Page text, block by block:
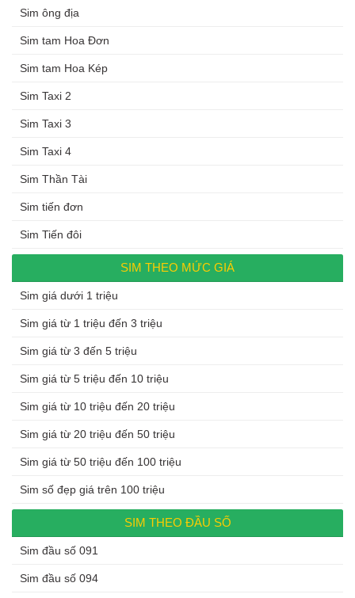
Sim ông địa
Sim tam Hoa Đơn
Sim tam Hoa Kép
Sim Taxi 2
Sim Taxi 3
Sim Taxi 4
Sim Thần Tài
Sim tiến đơn
Sim Tiến đôi
SIM THEO MỨC GIÁ
Sim giá dưới 1 triệu
Sim giá từ 1 triệu đến 3 triệu
Sim giá từ 3 đến 5 triệu
Sim giá từ 5 triệu đến 10 triệu
Sim giá từ 10 triệu đến 20 triệu
Sim giá từ 20 triệu đến 50 triệu
Sim giá từ 50 triệu đến 100 triệu
Sim số đẹp giá trên 100 triệu
SIM THEO ĐẦU SỐ
Sim đầu số 091
Sim đầu số 094